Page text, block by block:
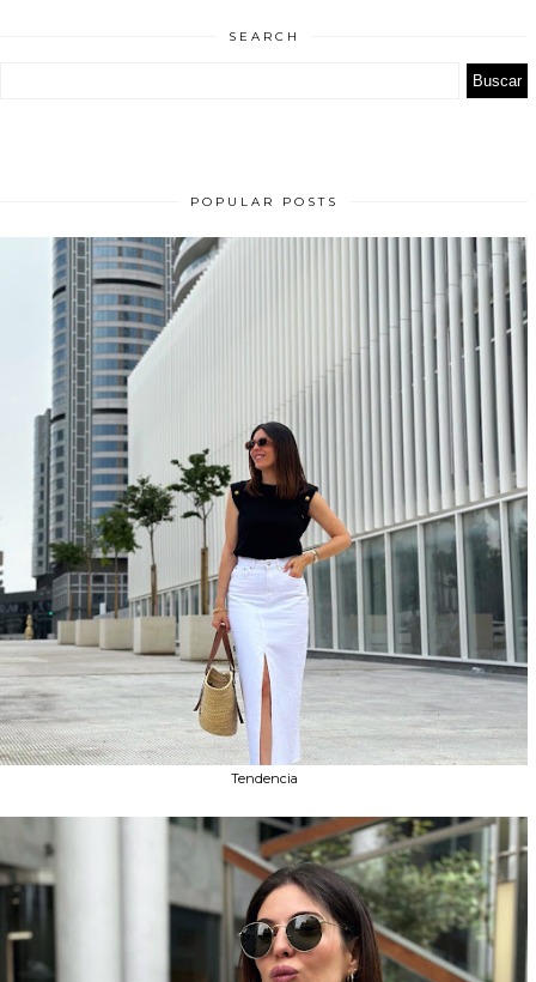
SEARCH
POPULAR POSTS
Tendencia